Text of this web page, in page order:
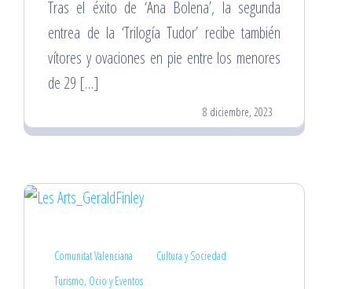
Tras el éxito de ‘Ana Bolena’, la segunda
entrea de la ‘Trilogía Tudor’ recibe también
vítores y ovaciones en pie entre los menores
de 29 […]
8 diciembre, 2023
Comunitat Valenciana
Cultura y Sociedad
Turismo, Ocio y Eventos